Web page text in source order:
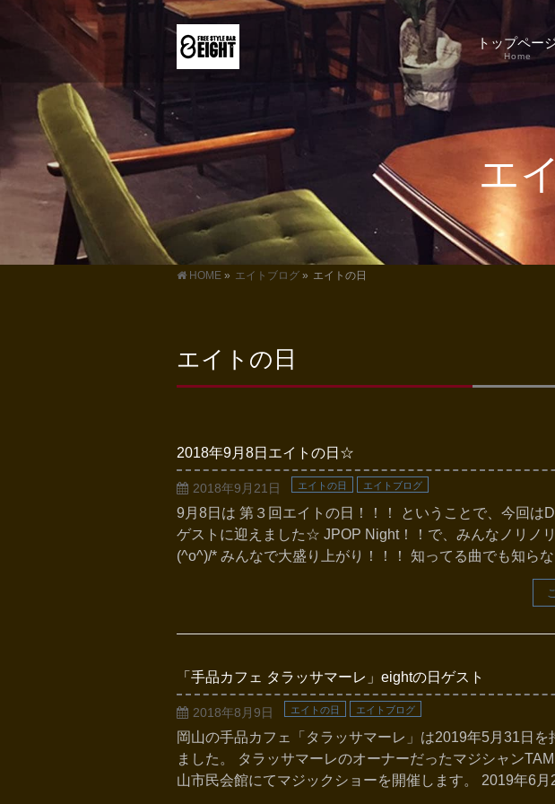
トップペー
Home
エ
HOME » エイトブログ » エイトの日
エイトの日
2018年9月8日エイトの日☆
2018年9月21日 エイトの日 エイトブログ
9月8日は 第３回エイトの日！！！ ということで、今回は
ゲストに迎えました☆ JPOP Night！！で、みんなノリノ
(^o^)/* みんなで大盛り上がり！！！ 知ってる曲でも知ら
「手品カフェ タラッサマーレ」eightの日ゲスト
2018年8月9日 エイトの日 エイトブログ
岡山の手品カフェ「タラッサマーレ」は2019年5月31日を
ました。 タラッサマーレのオーナーだったマジシャン
山市民会館にてマジックショーを開催します。 2019年6月